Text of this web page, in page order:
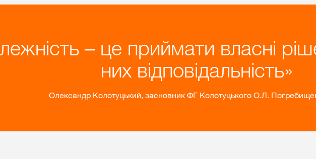
– це приймати власні
них відповідальність
Олександр Колотуцький, засновник ФГ Колотуцького О.Л.